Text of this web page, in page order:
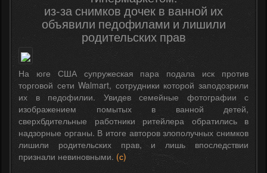
из-за снимков дочек в ванной их
объявили педофилами и лишили
родительских прав
На юге США супружеская пара подала иск против
торговой сети Walmart, сотрудники которой заподозрили
их в педофилии. Увидев семейные фотографии с
изображением помытых в ванной детей,
сверхбдительные работники ритейлера обратились в
надзорные органы. В итоге авторов злополучных снимков
лишили родительских прав, и лишь впоследствии
признали невиновными. (с)